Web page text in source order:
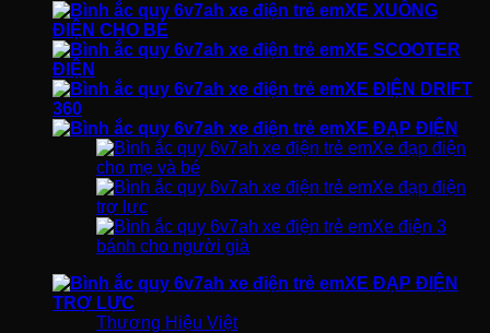
XE XUỒNG
ĐIỆN CHO BÉ
XE SCOOTER
ĐIỆN
XE ĐIỆN DRIFT
360
XE ĐẠP ĐIỆN
Xe đạp điện
cho mẹ và bé
Xe đạp điện
trợ lực
Xe điện 3
bánh cho người già
XE ĐẠP ĐIỆN
TRỢ LỰC
Thương Hiệu Việt